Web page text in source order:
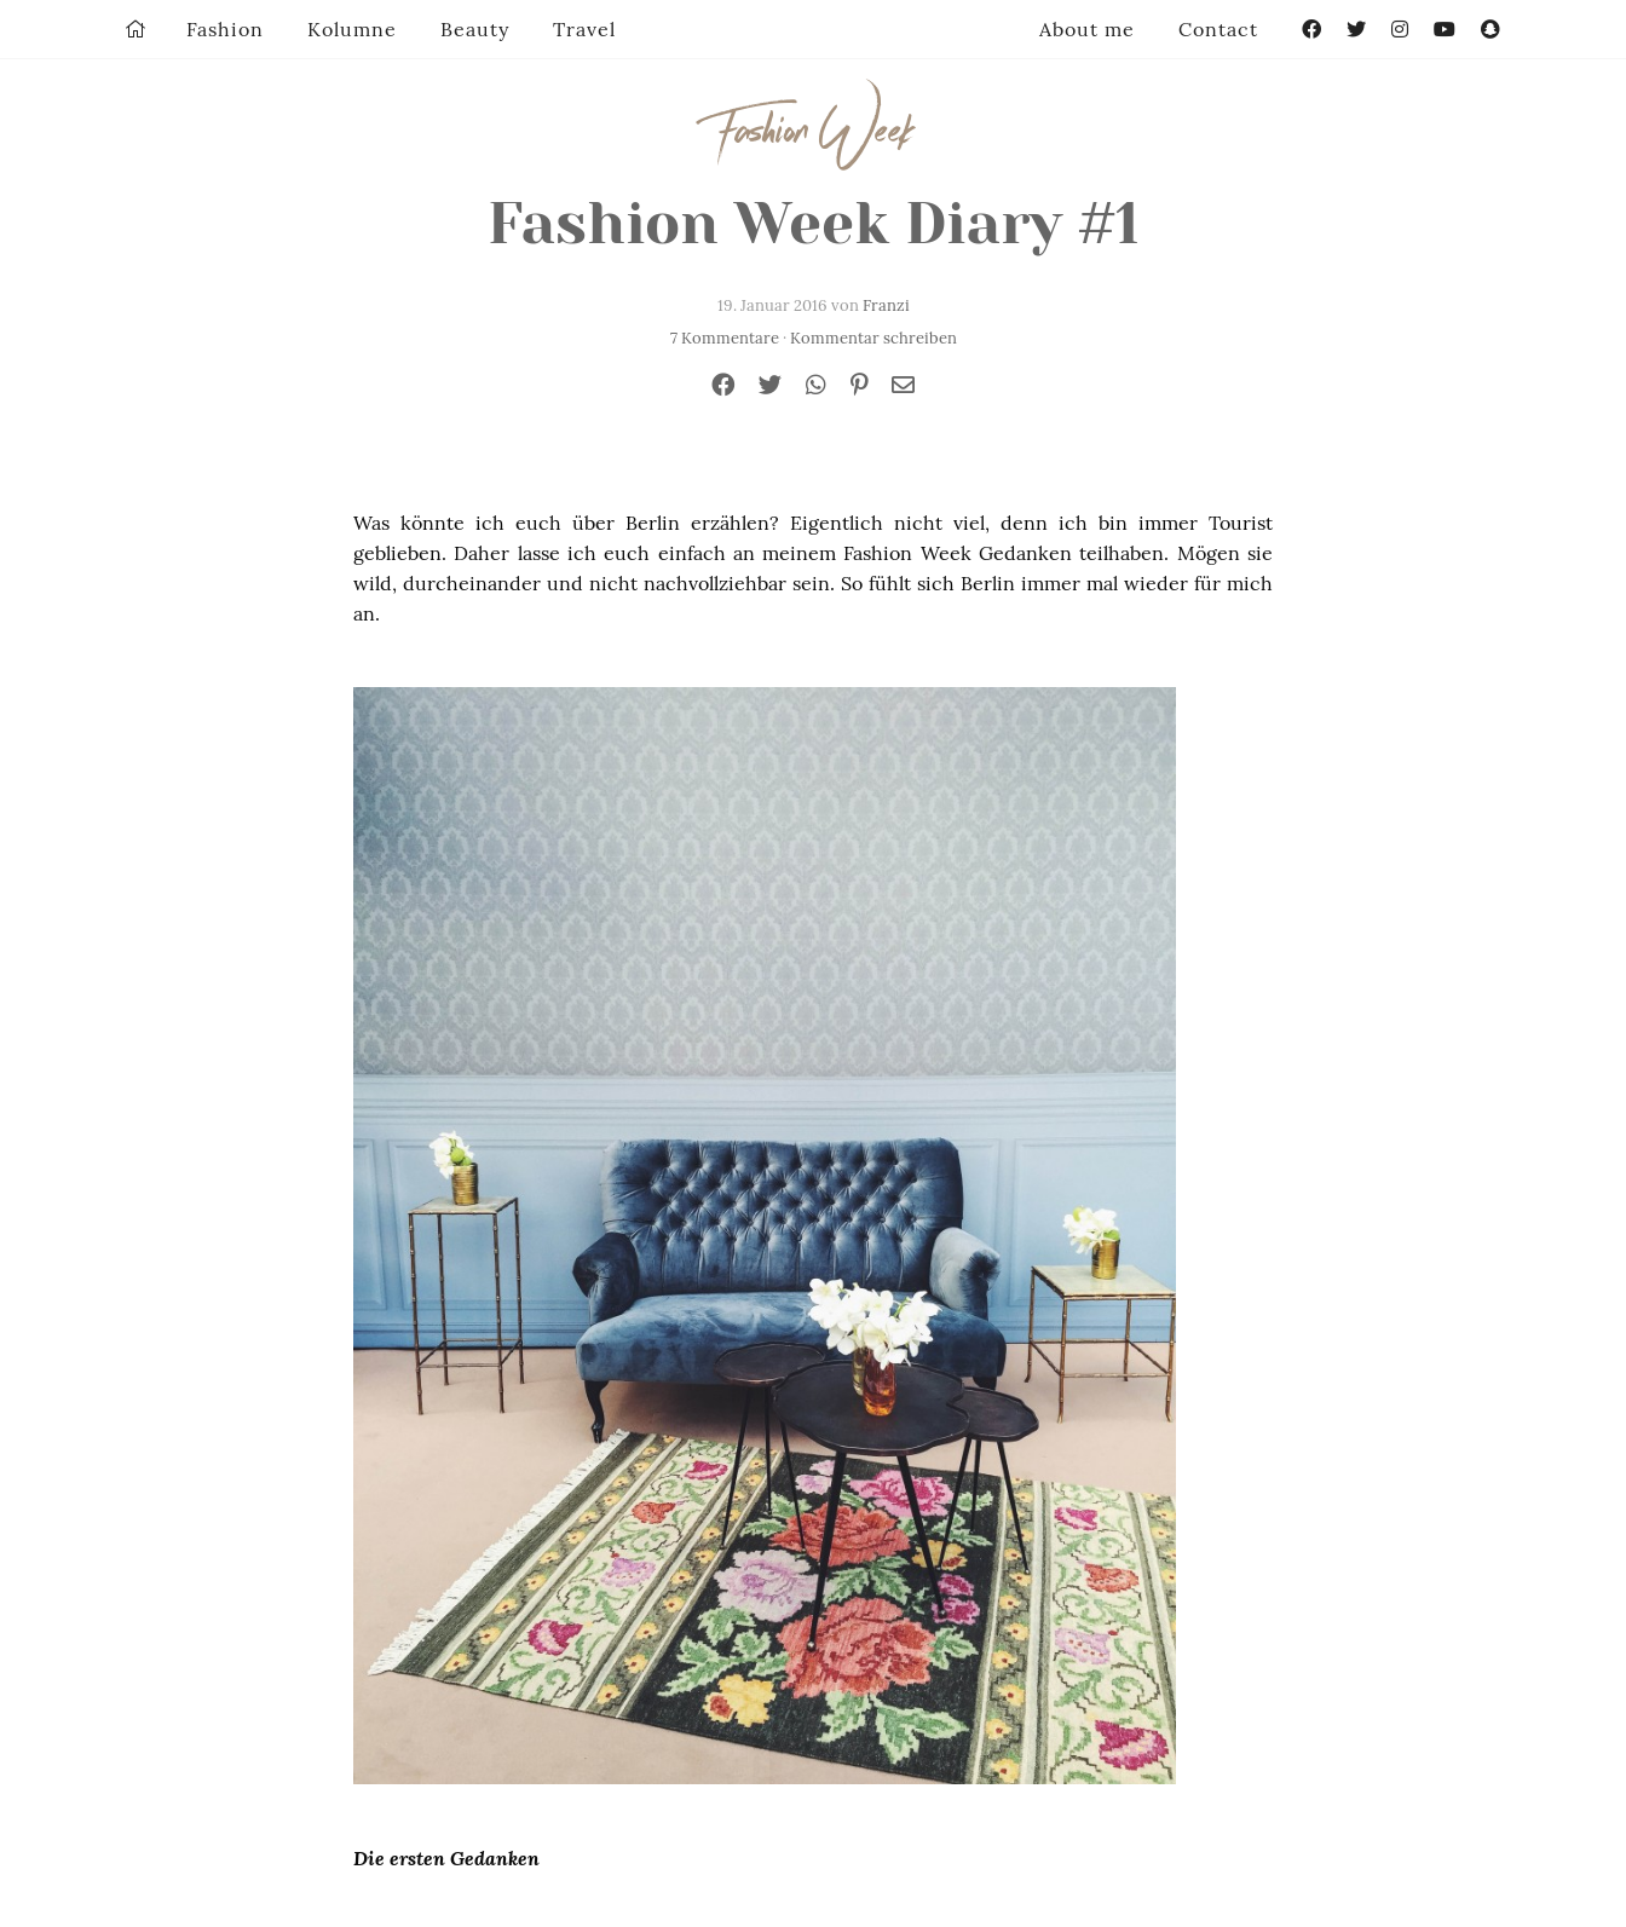
Fashion Week
Fashion Week Diary #1
19. Januar 2016 vonFranzi
7 Kommentare· Kommentar schreiben
Was könnte ich euch über Berlin erzählen? Eigentlich nicht viel, denn ich bin immer Tourist
geblieben. Daher lasse ich euch einfach an meinem Fashion WeekGedanken teilhaben. Mögen sie
wild, durcheinander und nicht nachvollziehbar sein. So fühlt sich Berlin immer mal wieder für mich
an.
Die ersten Gedanken
Fashion Kolumne Beauty Travel About me Contact FacebookTwitterInstagramYouTube